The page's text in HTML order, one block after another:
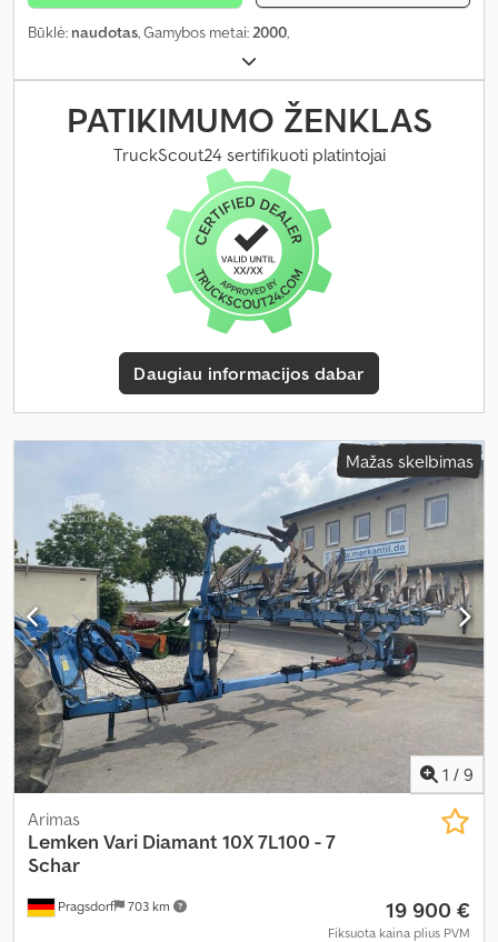
Būklė: naudotas, Gamybos metai:2000,
PATIKIMUMO ŽENKLAS
TruckScout24 sertifikuoti platintojai
Daugiau informacijos dabar
Mažas skelbimas
1 / 9
Pragsdorf 703 km
Arimas
Lemken Vari Diamant 10X 7L100 - 7
Schar
19 900 €
Fiksuota kaina plius PVM